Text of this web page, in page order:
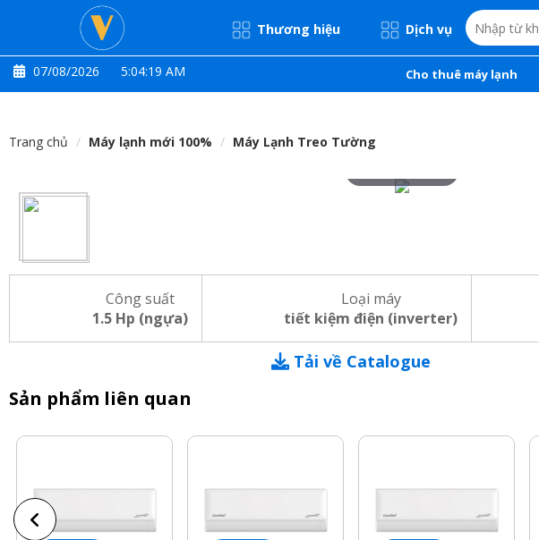
Thương hiệu Dịch vụ
07/08/2026 5:04:20 AM Cho thuê máy lạnh
Trang chủ Máy lạnh mới 100% Máy Lạnh Treo Tường
Công suất
1.5 Hp (ngựa)
Loại máy
tiết kiệm điện (inverter)
Tải về Catalogue
Sản phẩm liên quan